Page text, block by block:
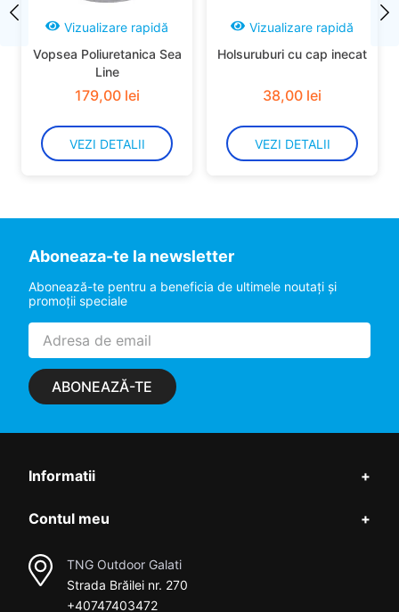
Vizualizare rapidă
Vopsea Poliuretanica Sea
Line
179,00 lei
VEZI DETALII
Vizualizare rapidă
Holsuruburi cu cap inecat
38,00 lei
VEZI DETALII
Aboneaza-te la newsletter
Abonează-te pentru a beneficia de ultimele noutaţi şi
promoţii speciale
ABONEAZĂ-TE
Informatii +
Contul meu +
TNG Outdoor Galati
Strada Brăilei nr. 270
+40747403472